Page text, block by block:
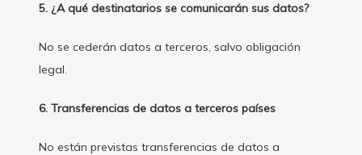
5. ¿A qué destinatarios se comunicarán sus datos?
No se cederán datos a terceros, salvo obligación
legal.
6. Transferencias de datos a terceros países
No están previstas transferencias de datos a